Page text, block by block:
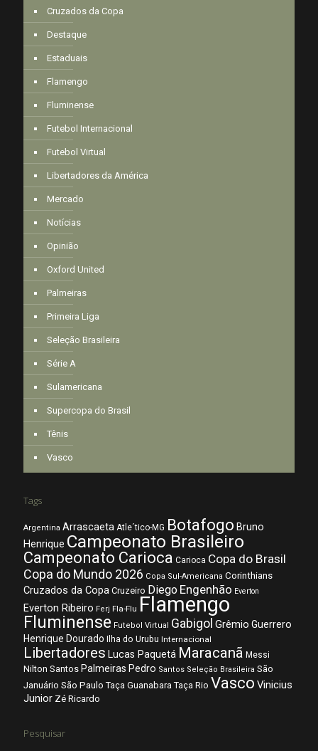
Cruzados da Copa
Destaque
Estaduais
Flamengo
Fluminense
Futebol Internacional
Futebol Virtual
Libertadores da América
Mercado
Notícias
Opinião
Oxford United
Palmeiras
Primeira Liga
Seleção Brasileira
Série A
Sulamericana
Supercopa do Brasil
Tênis
Vasco
Tags
Argentina Arrascaeta Atle´tico-MG Botafogo Bruno
Henrique Campeonato Brasileiro
Campeonato Carioca Carioca Copa do Brasil
Copa do Mundo 2026 Copa Sul-Americana Corinthians
Cruzados da Copa Cruzeiro Diego Engenhão Everton
Everton Ribeiro Ferj Fla-Flu Flamengo
Fluminense Futebol Virtual Gabigol Grêmio Guerrero
Henrique Dourado Ilha do Urubu Internacional
Libertadores Lucas Paquetá Maracanã Messi
Nilton Santos Palmeiras Pedro Santos Seleção Brasileira São
Januário São Paulo Taça Guanabara Taça Rio Vasco Vinicius
Junior Zé Ricardo
Pesquisar